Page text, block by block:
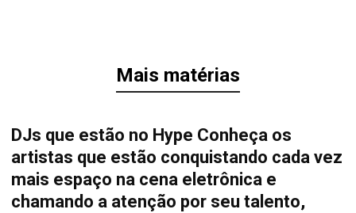
Mais matérias
DJs que estão no Hype Conheça os
artistas que estão conquistando cada vez
mais espaço na cena eletrônica e
chamando a atenção por seu talento,